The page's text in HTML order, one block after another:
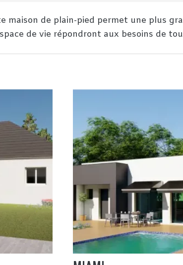
maison de plain-pied permet une plus
de vie répondront aux besoins de